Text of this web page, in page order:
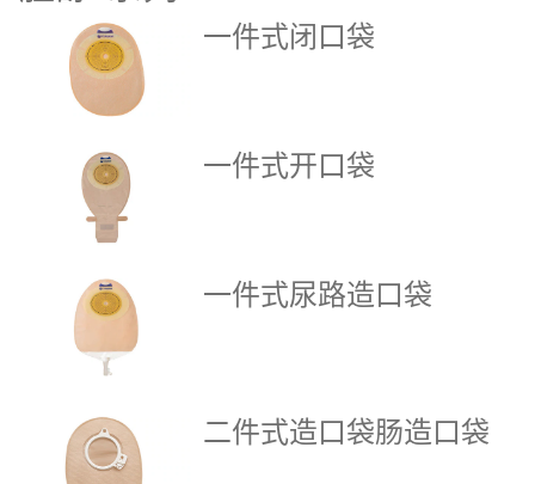
一件式闭口袋
一件式开口袋
一件式尿路造口袋
二件式造口袋肠造口袋